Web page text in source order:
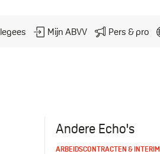
Mijn ABVV Pers & pro
Andere Echo's
ARBEIDSCONTRACTEN & INTERIM